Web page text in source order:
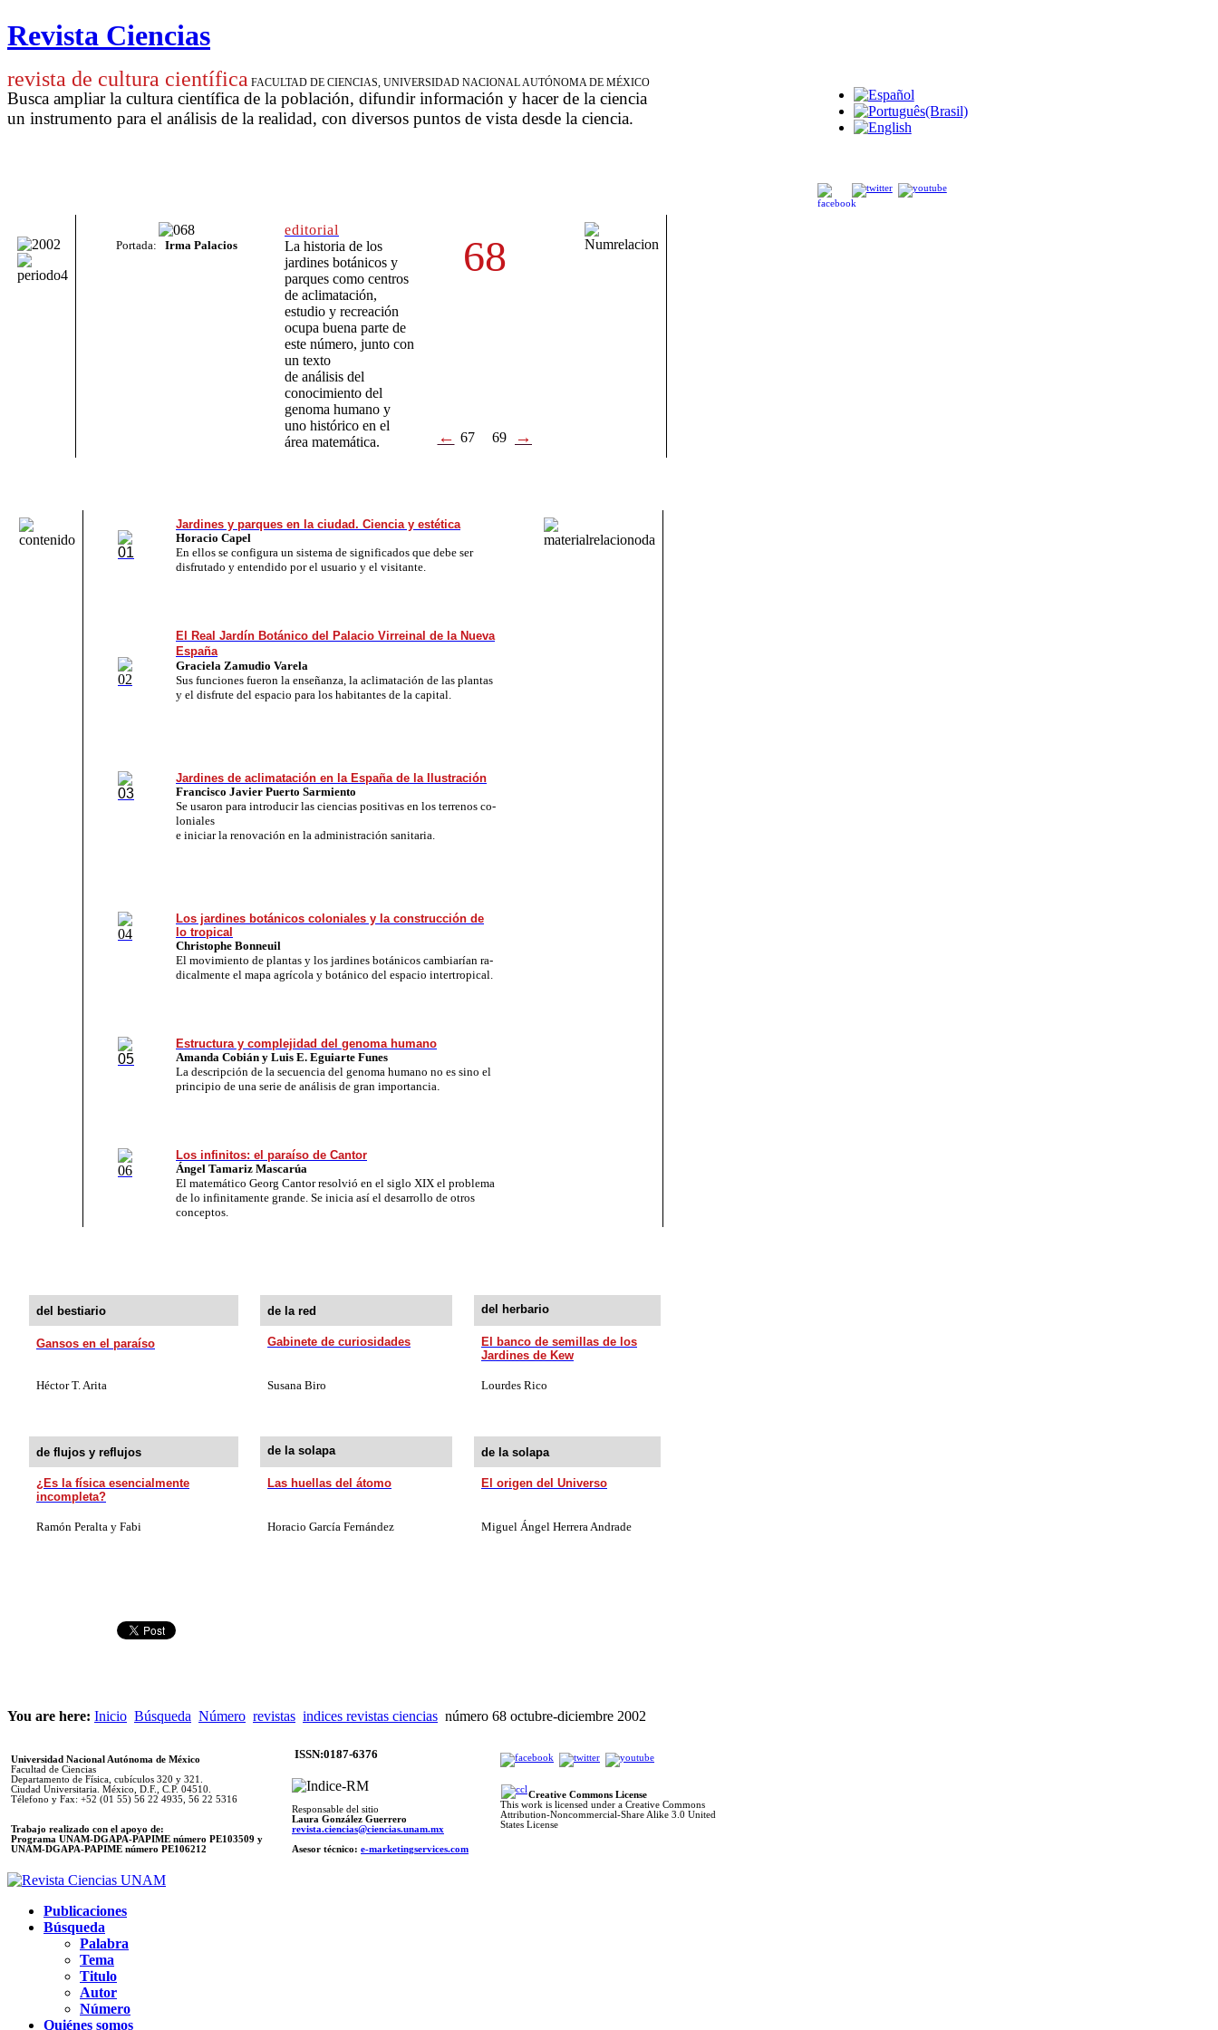
Revista Ciencias
revista de cultura científica FACULTAD DE CIENCIAS, UNIVERSIDAD NACIONAL AUTÓNOMA DE MÉXICO
Busca ampliar la cultura científica de la población, difundir información y hacer de la ciencia
un instrumento para el análisis de la realidad, con diversos puntos de vista desde la ciencia.
Portada: Irma Palacios
editorial
La historia de los
jardines botánicos y
parques como centros
de aclimatación,
estudio y recreación
ocupa buena parte de
este número, junto con
un texto
de análisis del
conocimiento del
genoma humano y
uno histórico en el
área matemática.
68
← 67 69 →
Jardines y parques en la ciudad. Ciencia y estética
Horacio Capel
En ellos se con­fi­gu­ra un sis­te­ma de sig­ni­fi­ca­dos que de­be ser
disfrutado y en­ten­di­do por el usua­rio y el vi­si­tan­te.
El Real Jardín Botánico del Palacio Virreinal de la Nueva
España
Graciela Zamudio Varela
Sus fun­cio­nes fue­ron la en­se­ñan­za, la acli­ma­ta­ción de las plan­tas
y el dis­fru­te del es­pa­cio pa­ra los ha­bi­tan­tes de la ca­pi­tal.
Jardines de aclimatación en la España de la Ilustración
Francisco Javier Puerto Sarmiento
Se usaron para in­tro­du­cir las cien­cias po­si­ti­vas en los te­rre­nos co­
lo­nia­les
e iniciar la reno­va­ción en la ad­mi­nis­tra­ción sa­ni­ta­ria.
Los jardines botánicos coloniales y la construcción de
lo tropical
Christophe Bonneuil
El mo­vi­mien­to de plan­tas y los jardines botánicos cam­bia­rían ra­
di­cal­men­te el ma­pa agrí­co­la y bo­tá­ni­co del es­pa­cio in­ter­tro­pi­cal.
Estructura y complejidad del genoma humano
Amanda Cobián y Luis E. Eguiarte Funes
La des­crip­ción de la se­cuen­cia del ge­no­ma hu­ma­no no es si­no el
prin­ci­pio de una se­rie de aná­li­sis de gran im­por­tan­cia
Los infinitos: el paraíso de Cantor
Ángel Tamariz Mascarúa
El ma­te­má­ti­co Georg Can­tor re­sol­vió en el siglo XIX el pro­ble­ma
de lo in­fi­ni­ta­men­te gran­de. Se inicia así el desarrollo de otros
conceptos.
del bestiario de la red del herbario
Gansos en el paraíso Gabinete de curiosidades
El ban­co de se­mi­llas de los
Jar­di­nes de Kew
Héctor T. Arita Susana Biro Lourdes Rico
de flujos y reflujos de la solapa de la solapa
¿Es la física esencialmente
incompleta?
Las huellas del átomo El origen del Universo
Ramón Peralta y Fabi Horacio García Fernández Miguel Ángel Herrera Andrade
You are here: Inicio Búsqueda Número revistas indices revistas ciencias número 68 octubre-diciembre 2002
Universidad Nacional Autónoma de México
Facultad de Ciencias
Departamento de Física, cubículos 320 y 321.
Ciudad Universitaria. México, D.F., C.P. 04510.
Télefono y Fax: +52 (01 55) 56 22 4935, 56 22 5316
Trabajo realizado con el apoyo de:
Programa UNAM-DGAPA-PAPIME número PE103509 y
UNAM-DGAPA-PAPIME número PE106212
ISSN:0187-6376
Responsable del sitio
Laura González Guerrero
revista.ciencias@ciencias.unam.mx
Asesor técnico: e-marketingservices.com
Creative Commons License
This work is licensed under a Creative Commons
Attribution-Noncommercial-Share Alike 3.0 United
States License
Publicaciones
Búsqueda
Palabra
Tema
Titulo
Autor
Número
Quiénes somos